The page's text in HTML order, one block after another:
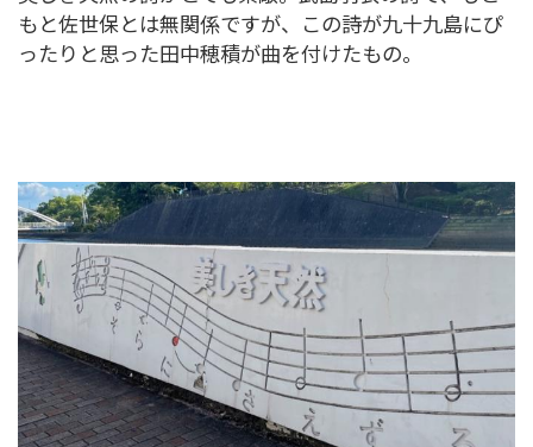
もと佐世保とは無関係ですが、この詩が九十九島にぴ
ったりと思った田中穂積が曲を付けたもの。